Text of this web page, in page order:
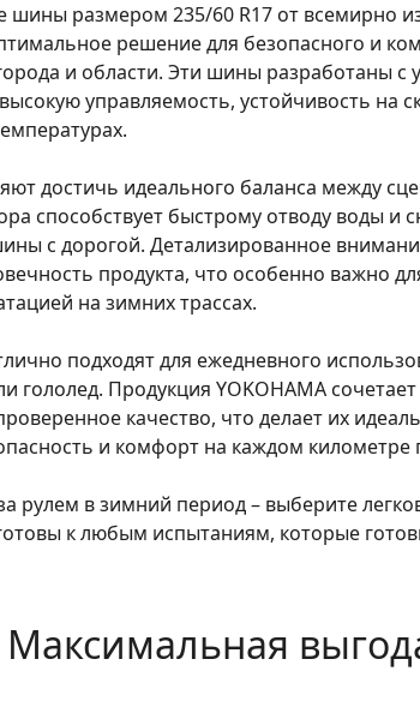
шины размером 235/60 R17 от всемирно
решение для безопасного и
и области. Эти шины разработаны с
управляемость, устойчивость на
достичь идеального баланса между
способствует быстрому отводу воды и
с дорогой. Детализированное
продукта, что особенно важно
на зимних трассах.
подходят для ежедневного
гололед. Продукция YOKOHAMA
качество, что делает их
и комфорт на каждом километре
рулем в зимний период – выберите
к любым испытаниям, которые
Максимальная